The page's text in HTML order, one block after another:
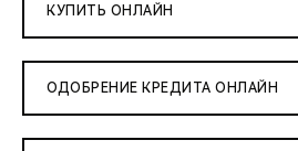
КУПИТЬ ОНЛАЙН
ОДОБРЕНИЕ КРЕДИТА ОНЛАЙН